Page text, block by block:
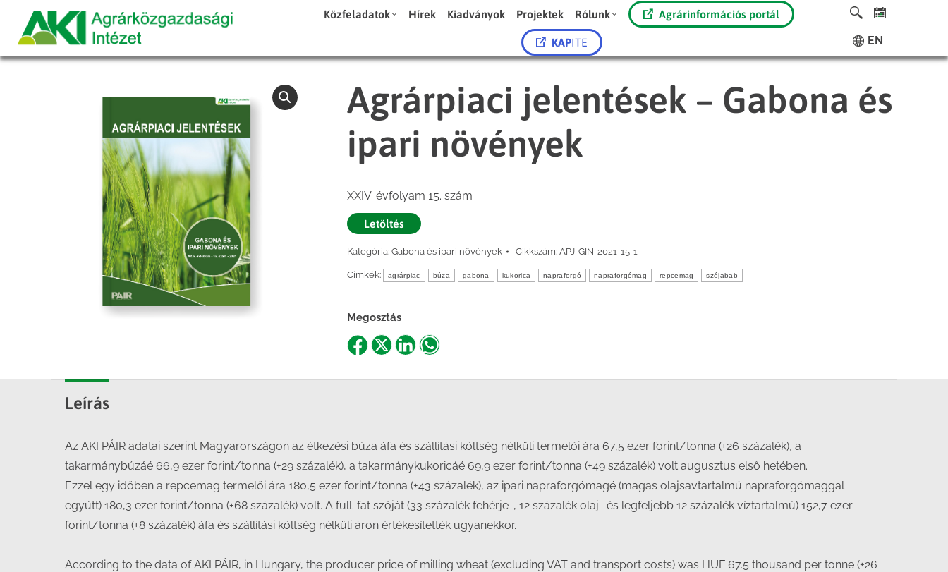
Közfeladatok Hírek Kiadványok Projektek Rólunk Agrárinformációs portál
KAPITE EN
Agrárpiaci jelentések – Gabona és
ipari növények
XXIV. évfolyam 15. szám
Letöltés
Kategória: Gabona és ipari növények Cikkszám: APJ-GIN-2021-15-1
Címkék: agrárpiac búza gabona kukorica napraforgó napraforgómag repcemag szójabab
Megosztás
ShareShareShareShare
Leírás
Az AKI PÁIR adatai szerint Magyarországon az étkezési búza áfa és szállítási költség nélküli termelői ára 67,5 ezer forint/tonna (+26 százalék), a
takarmánybúzáé 66,9 ezer forint/tonna (+29 százalék), a takarmánykukoricáé 69,9 ezer forint/tonna (+49 százalék) volt augusztus első hetében.
Ezzel egy időben a repcemag termelői ára 180,5 ezer forint/tonna (+43 százalék), az ipari napraforgómagé (magas olajsavtartalmú napraforgómaggal
együtt) 180,3 ezer forint/tonna (+68 százalék) volt. A full-fat szóját (33 százalék fehérje-, 12 százalék olaj- és legfeljebb 12 százalék víztartalmú) 152,7 ezer
forint/tonna (+8 százalék) áfa és szállítási költség nélküli áron értékesítették ugyanekkor.
According to the data of AKI PÁIR, in Hungary, the producer price of milling wheat (excluding VAT and transport costs) was HUF 67.5 thousand per tonne (+26